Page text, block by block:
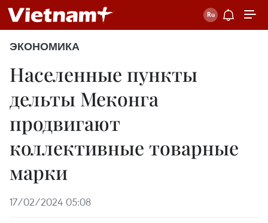
ЭКОНОМИКА
Населенные пункты
дельты Меконга
продвигают
коллективные товарные
марки
17/02/2024 05:08